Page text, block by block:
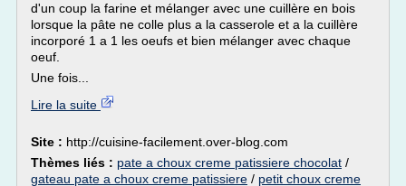
d'un coup la farine et mélanger avec une cuillère en bois
lorsque la pâte ne colle plus a la casserole et a la cuillère
incorporé 1 a 1 les oeufs et bien mélanger avec chaque
oeuf.
Une fois...
Lire la suite
Site : http://cuisine-facilement.over-blog.com
Thèmes liés : pate a choux creme patissiere chocolat /
gateau pate a choux creme patissiere / petit choux creme